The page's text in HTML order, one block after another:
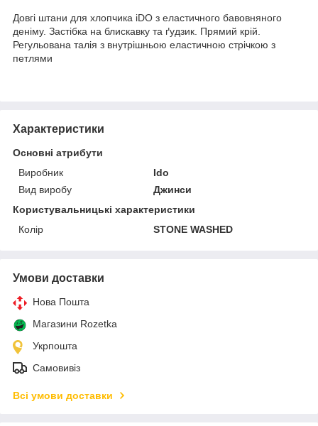
Довгі штани для хлопчика iDO з еластичного бавовняного
деніму. Застібка на блискавку та ґудзик. Прямий крій.
Регульована талія з внутрішньою еластичною стрічкою з
петлями
Характеристики
Основні атрибути
Виробник
Ido
Вид виробу
Джинси
Користувальницькі характеристики
Колір
STONE WASHED
Умови доставки
Нова Пошта
Магазини Rozetka
Укрпошта
Самовивіз
Всі умови доставки